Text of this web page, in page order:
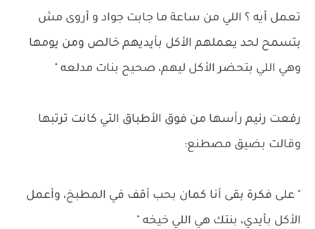
تعمل أيه ؟ اللي من ساعة ما جابت جواد و أروى مش
بتسمح لحد يعملهم الأكل بأيديهم خالص ومن يومها
وهي اللي بتحضر الأكل ليهم، صحيح بنات مدلعه "
رفعت رنيم رأسها من فوق الأطباق التي كانت ترتبها
وقالت بضيق مصطنع:
" على فكرة بقى أنا كمان بحب أقف في المطبخ، وأعمل
الأكل بأيدي، بنتك هي اللي خيخه "